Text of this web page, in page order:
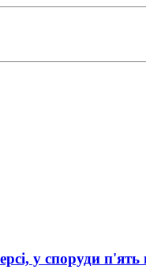
у споруди п'ять